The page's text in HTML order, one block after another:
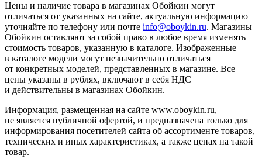
Цены и наличие товара в магазинах Обойкин могут
отличаться от указанных на сайте, актуальную информацию
уточняйте по телефону или почте info@oboykin.ru. Магазины
Обойкин оставляют за собой право в любое время изменять
стоимость товаров, указанную в каталоге. Изображенные
в каталоге модели могут незначительно отличаться
от конкретных моделей, представленных в магазине. Все
цены указаны в рублях, включают в себя НДС
и действительны в магазинах Обойкин.
Информация, размещенная на сайте www.oboykin.ru,
не является публичной офертой, и предназначена только для
информирования посетителей сайта об ассортименте товаров,
технических и иных характеристиках, а также ценах на такой
товар.